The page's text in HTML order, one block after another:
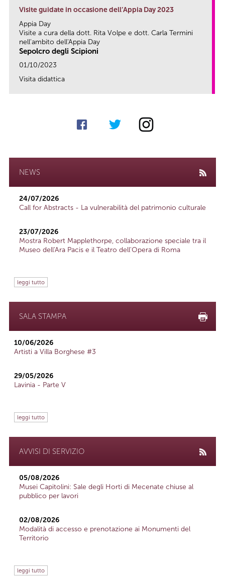
Visite guidate in occasione dell’Appia Day 2023
Appia Day
Visite a cura della dott. Rita Volpe e dott. Carla Termini
nell'ambito dell'Appia Day
Sepolcro degli Scipioni
01/10/2023
Visita didattica
NEWS
24/07/2026
Call for Abstracts - La vulnerabilità del patrimonio culturale
23/07/2026
Mostra Robert Mapplethorpe, collaborazione speciale tra il
Museo dell'Ara Pacis e il Teatro dell'Opera di Roma
leggi tutto
SALA STAMPA
10/06/2026
Artisti a Villa Borghese #3
29/05/2026
Lavinia - Parte V
leggi tutto
AVVISI DI SERVIZIO
05/08/2026
Musei Capitolini: Sale degli Horti di Mecenate chiuse al
pubblico per lavori
02/08/2026
Modalità di accesso e prenotazione ai Monumenti del
Territorio
leggi tutto